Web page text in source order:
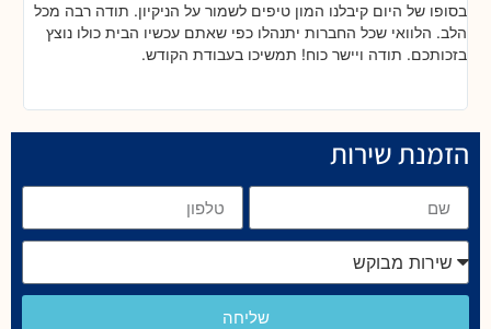
בסופו של היום קיבלנו המון טיפים לשמור על הניקיון. תודה רבה מכל
הלב. הלוואי שכל החברות יתנהלו כפי שאתם עכשיו הבית כולו נוצץ
בזכותכם. תודה ויישר כוח! תמשיכו בעבודת הקודש.
הזמנת שירות
שליחה